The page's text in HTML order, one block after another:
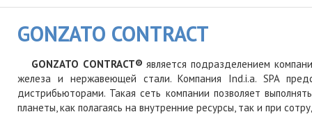
GONZATO CONTRACT
GONZATO CONTRACT® является подразделением
железа и нержавеющей стали. Компания Ind.i.a. SPA
дистрибьюторами. Такая сеть компании позволяет
планеты, как полагаясь на внутренние ресурсы, так и при